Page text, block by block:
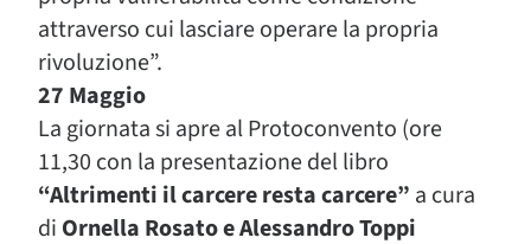
attraverso cui lasciare operare la propria
rivoluzione”.
27 Maggio
La giornata si apre al Protoconvento (ore
11,30 con la presentazione del libro
“Altrimenti il carcere resta carcere” a cura
di Ornella Rosato e Alessandro Toppi